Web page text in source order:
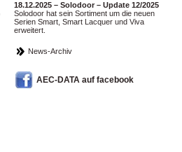
18.12.2025 – Solodoor – Update 12/2025
Solodoor hat sein Sortiment um die neuen
Serien Smart, Smart Lacquer und Viva
erweitert.
News-Archiv
AEC-DATA auf facebook